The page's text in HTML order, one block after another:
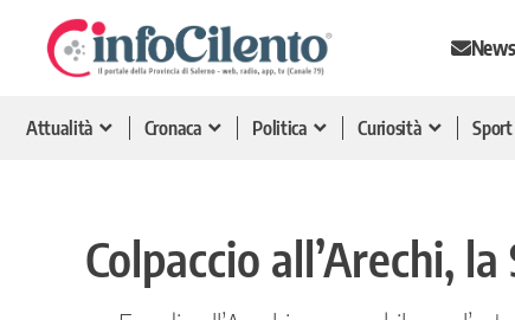
Attualità Cronaca Politica Curiosità Sport
Colpaccio all’Arechi,